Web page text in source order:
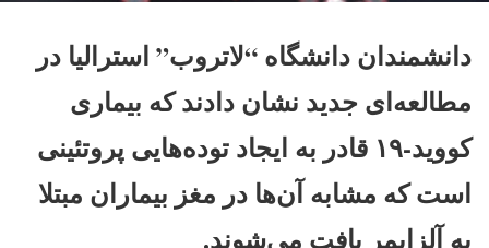
دانشمندان دانشگاه “لاتروب” استرالیا در
مطالعه‌ای جدید نشان دادند که بیماری
کووید-۱۹ قادر به ایجاد توده‌هایی پروتئینی
است که مشابه آن‌ها در مغز بیماران مبتلا
به آلزایمر یافت می‌شوند.